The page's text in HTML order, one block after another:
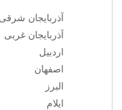
آذربایجان شرقی
آذربایجان غربی
اردبیل
اصفهان
البرز
ایلام